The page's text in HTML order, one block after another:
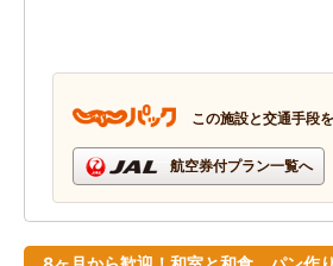
この施設と交通手段
航空券付プラン一覧へ